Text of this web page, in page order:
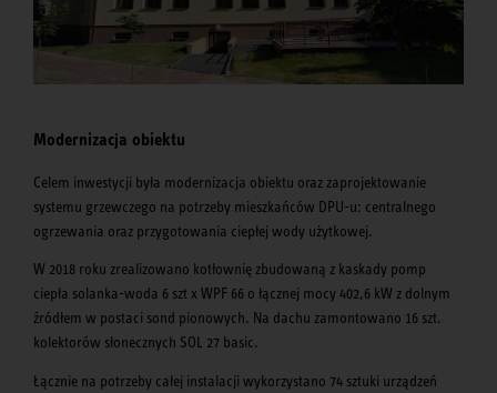
Modernizacja obiektu
Celem inwestycji była modernizacja obiektu oraz zaprojektowanie
systemu grzewczego na potrzeby mieszkańców DPU-u: centralnego
ogrzewania oraz przygotowania ciepłej wody użytkowej.
W 2018 roku zrealizowano kotłownię zbudowaną z kaskady pomp
ciepła solanka-woda 6 szt x WPF 66 o łącznej mocy 402,6 kW z dolnym
źródłem w postaci sond pionowych. Na dachu zamontowano 16 szt.
kolektorów słonecznych SOL 27 basic.
Łącznie na potrzeby całej instalacji wykorzystano 74 sztuki urządzeń